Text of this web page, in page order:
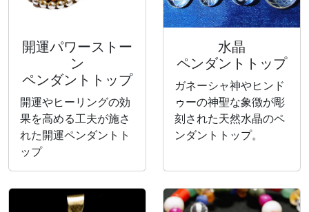
開運パワーストー
ン
ペンダントトップ
開運やヒーリングの効
果を高める工夫が施さ
れた開運ペンダントト
ップ
水晶
ペンダントトップ
ガネーシャ神やヒンド
ゥーの神聖な象徴が彫
刻された天然水晶のペ
ンダントトップ。